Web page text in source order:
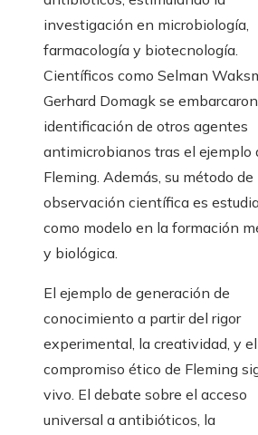
investigación en microbiología,
farmacología y biotecnología.
Científicos como Selman
Gerhard Domagk se
identificación de otros agentes
antimicrobianos tras el ejemplo
Fleming. Además, su método de
observación científica es
como modelo en la formación
y biológica.
El ejemplo de generación de
conocimiento a partir del rigor
experimental, la creatividad, y el
compromiso ético de Fleming
vivo. El debate sobre el acceso
universal a antibióticos, la